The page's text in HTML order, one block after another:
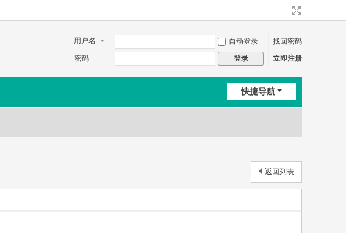
用户名 自动登录
找回密码
密码
登录 立即注册
快捷导航
返回列表